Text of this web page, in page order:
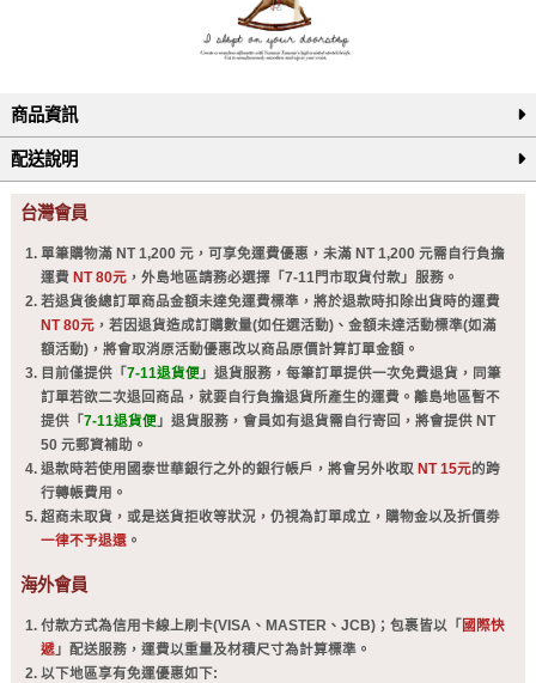
商品資訊
配送說明
台灣會員
單筆購物滿 NT 1,200 元，可享免運費優惠，未滿 NT 1,200 元需自行負擔
運費 NT 80元，外島地區請務必選擇「7-11門市取貨付款」服務。
若退貨後總訂單商品金額未達免運費標準，將於退款時扣除出貨時的運費
NT 80元，若因退貨造成訂購數量(如任選活動)、金額未達活動標準(如滿
額活動)，將會取消原活動優惠改以商品原價計算訂單金額。
目前僅提供「 7-11退貨便」退貨服務，每筆訂單提供一次免費退貨，同筆
訂單若欲二次退回商品，就要自行負擔退貨所產生的運費。離島地區暫不
提供「 7-11退貨便」退貨服務，會員如有退貨需自行寄回，將會提供 NT
50 元郵資補助。
退款時若使用國泰世華銀行之外的銀行帳戶，將會另外收取 NT 15元的跨
行轉帳費用。
超商未取貨，或是送貨拒收等狀況，仍視為訂單成立，購物金以及折價劵
一律不予退還。
海外會員
付款方式為信用卡線上刷卡(VISA、MASTER、JCB)；包裹皆以「 國際快
遞」配送服務，運費以重量及材積尺寸為計算標準。
以下地區享有免運優惠如下: